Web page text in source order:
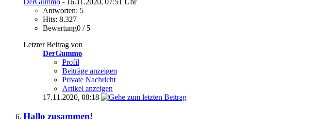
Antworten: 5
Hits: 8.327
Bewertung0 / 5
Letzter Beitrag von
DerGummo
Profil
Beiträge anzeigen
Private Nachricht
Artikel anzeigen
17.11.2020, 08:18
Hallo zusammen!